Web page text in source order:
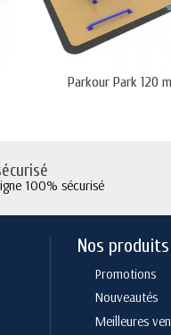
Parkour Park 120 m
100% sécurisé
Nos produits
Promotions
Nouveautés
Meilleures